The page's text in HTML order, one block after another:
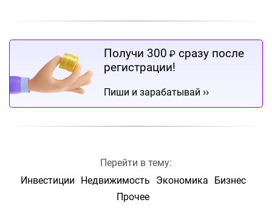
Получи 300 ₽ сразу после
регистрации!
Пиши и зарабатывай ››
Перейти в тему:
Инвестиции
Недвижимость Экономика
Бизнес
Прочее